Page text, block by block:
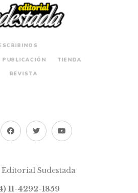
TIENDA
REVISTA
Sudestada
11-4292-1859